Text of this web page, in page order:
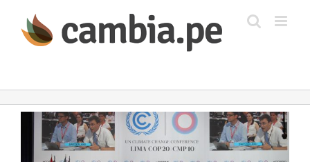
contenido
imagen